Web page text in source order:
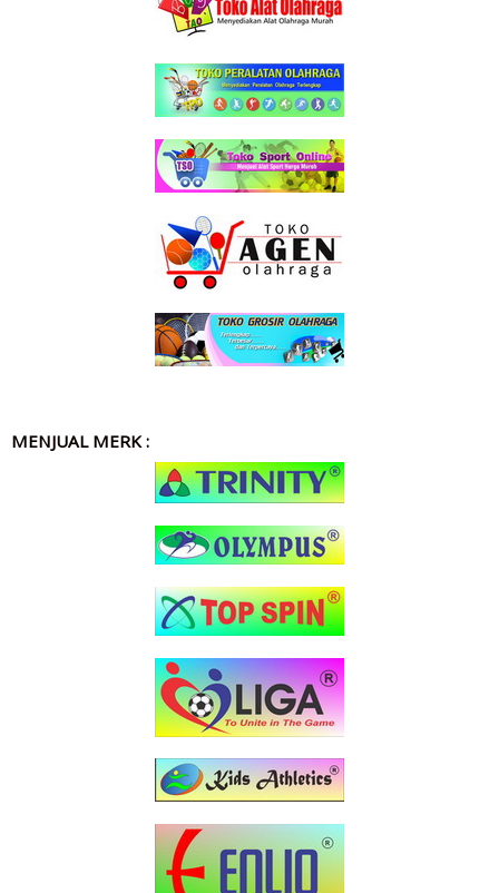
MENJUAL MERK :